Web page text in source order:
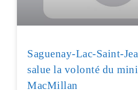
Saguenay-Lac-Saint-
salue la volonté du
MacMillan